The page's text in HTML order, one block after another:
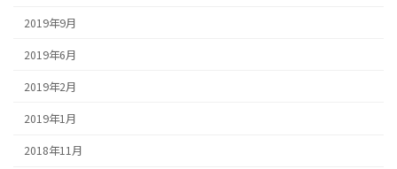
2019年9月
2019年6月
2019年2月
2019年1月
2018年11月